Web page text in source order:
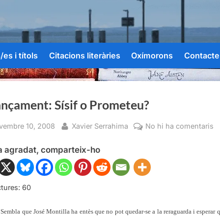
es i títols Citacions literàries Oxímorons Contacte
Sísif o Prometeu?
10, 2008 By
Xavier Serrahima No hi ha comentaris
agradat, comparteix-ho
60
Sembla que José Montilla ha entès que no pot quedar-se a la reraguarda i esperar